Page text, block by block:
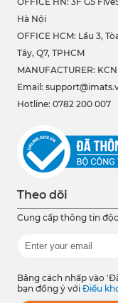
Hà Nội
OFFICE HCM: Lầu 3,
Tây, Q7, TPHCM
MANUFACTURER:
Email:
Hotline: 0782 200 007
Theo dõi
Cung cấp thông tin
Bằng cách nhấp vào
bạn đồng ý với Điều